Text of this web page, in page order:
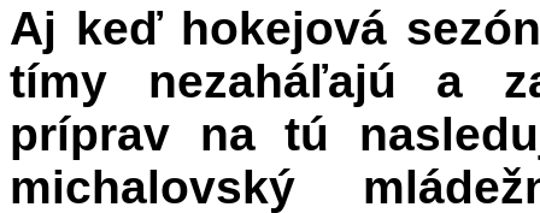
Aj keď hokejová
tímy nezaháľajú a
príprav na tú
michalovský